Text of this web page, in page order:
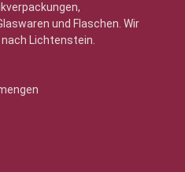
und Flaschen. Wir
Lichtenstein.